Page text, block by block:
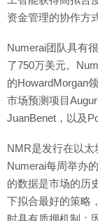
资金管理的协作方
Numerai团队具有
了750万美元。
的HowardMorgan
市场预测项目
JuanBenet，以及
NMR是发行在以太
Numerai每周举办
的数据是市场的历
下拟合最好的策略
时具有质押机制：